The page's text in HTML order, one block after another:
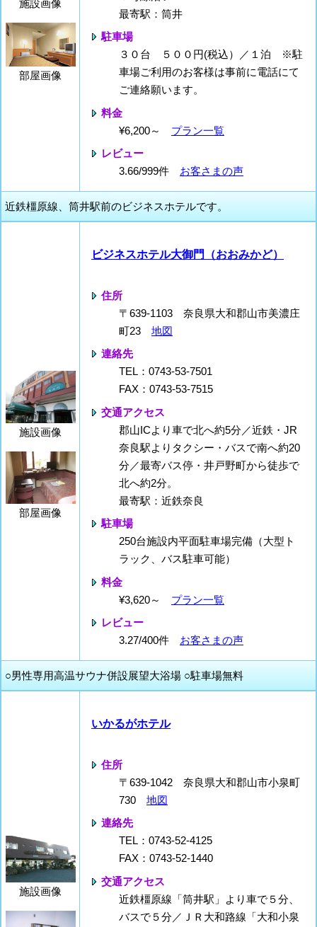
施設画像
部屋画像
最寄駅：筒井
駐車場
３０台 ５００円(税込）／１泊 ※駐
車場ご利用のお客様は事前に電話にて
ご連絡願います。
料金
¥6,200～ プラン一覧
レビュー
3.66/999件 お客さまの声
近鉄橿原線、筒井駅前のビジネスホテルです。
施設画像
部屋画像
ビジネスホテル大御門（おおみかど）
住所
〒639-1103 奈良県大和郡山市美濃庄
町23 地図
連絡先
TEL：0743-53-7501
FAX：0743-53-7515
交通アクセス
郡山ICより車で北へ約5分／近鉄・JR
奈良駅よりタクシー・バスで南へ約20
分／最寄バス停・井戸野町から徒歩で
北へ約2分。
最寄駅：近鉄奈良
駐車場
250台施設内平面駐車場完備（大型ト
ラック、バス駐車可能）
料金
¥3,620～ プラン一覧
レビュー
3.27/400件 お客さまの声
○男性専用高温サウナ併設展望大浴場 ○駐車場無料
施設画像
いかるがホテル
住所
〒639-1042 奈良県大和郡山市小泉町
730 地図
連絡先
TEL：0743-52-4125
FAX：0743-52-1440
交通アクセス
近鉄橿原線「筒井駅」より車で５分、
バスで５分／ＪＲ大和路線「大和小泉